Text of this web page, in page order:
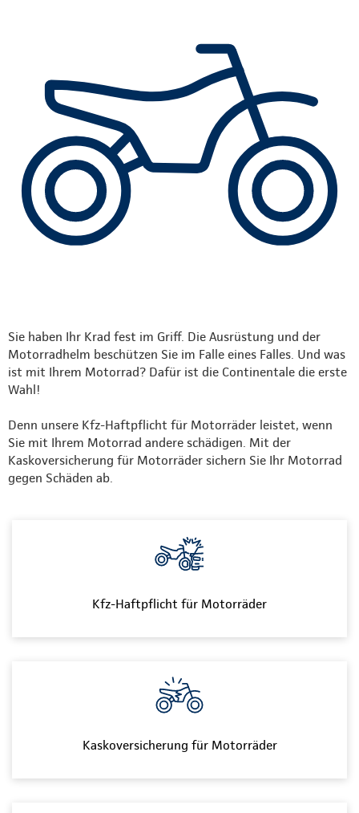
Sie haben Ihr Krad fest im Griff. Die Ausrüstung und der
Motorradhelm beschützen Sie im Falle eines Falles. Und was
ist mit Ihrem Motorrad? Dafür ist die Continentale die erste
Wahl!
Denn unsere Kfz-Haftpflicht für Motorräder leistet, wenn
Sie mit Ihrem Motorrad andere schädigen. Mit der
Kaskoversicherung für Motorräder sichern Sie Ihr Motorrad
gegen Schäden ab.
Kfz-Haftpflicht für Motorräder
Kaskoversicherung für Motorräder